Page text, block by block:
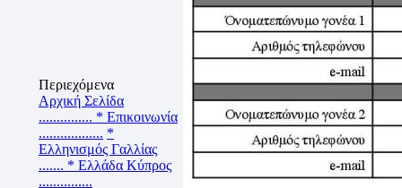
Περιεχόμενα
Αρχική Σελίδα
............... * Επικοινωνία
.................. *
Ελληνισμός Γαλλίας
....... * Ελλάδα Κύπρος
...............